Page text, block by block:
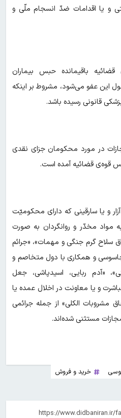
و یا اقدامات ضدّ انسجام ملّی و
باقیمانده حبس بیماران
این عفو می‌شود، مشروط بر اینکه
قانونی رسیده باشد.
در مورد محکومان جزای نقدی
قوه‌ی قضائیه آمده است.
و یا سارقینی که دارای محکومیّت
مواد مخدّر و روانگردان به صورت
سلاح گرم جنگی و مهمات»، «جرائم
و همکاری با دول متخاصم و
«آدم ربایی، اسیدپاشی، جعل
و یا معاونت در اخلال عمده یا
مشروبات الکلی» از جمله جرائمی
مستثنی شده‌اند.
خرید و فروش